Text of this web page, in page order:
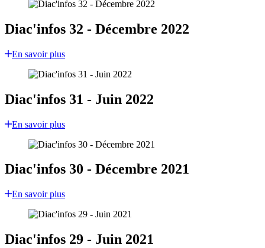
Diac'infos 32 - Décembre 2022
En savoir plus
Diac'infos 31 - Juin 2022
En savoir plus
Diac'infos 30 - Décembre 2021
En savoir plus
Diac'infos 29 - Juin 2021